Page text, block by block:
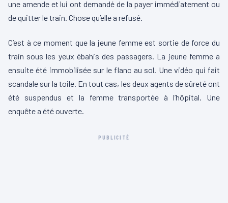
une amende et lui ont demandé de la payer immédiatement ou
de quitter le train. Chose qu’elle a refusé.
C’est à ce moment que la jeune femme est sortie de force du
train sous les yeux ébahis des passagers. La jeune femme a
ensuite été immobilisée sur le flanc au sol. Une vidéo qui fait
scandale sur la toile. En tout cas, les deux agents de sûreté ont
été suspendus et la femme transportée à l’hôpital. Une
enquête a été ouverte.
PUBLICITÉ